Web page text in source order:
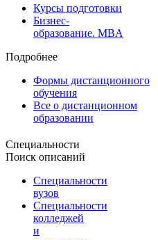
Курсы подготовки
Бизнес-
образование. MBA
Подробнее
Формы дистанционного
обучения
Все о дистанционном
образовании
Специальности
Поиск описаний
Специальности
вузов
Специальности
колледжей
и